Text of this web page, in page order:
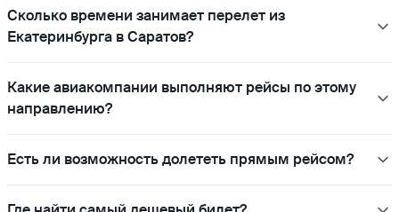
Сколько времени занимает перелет из
Екатеринбурга в Саратов?
Какие авиакомпании выполняют рейсы по этому
направлению?
Есть ли возможность долететь прямым рейсом?